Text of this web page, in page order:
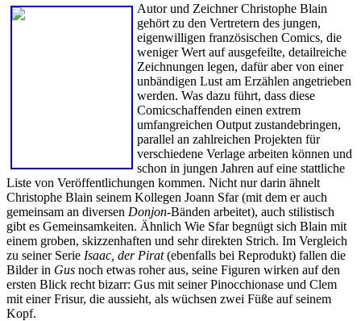
Autor und Zeichner Christophe Blain
gehört zu den Vertretern des jungen,
eigenwilligen französischen Comics, die
weniger Wert auf ausgefeilte, detailreiche
Zeichnungen legen, dafür aber von einer
unbändigen Lust am Erzählen angetrieben
werden. Was dazu führt, dass diese
Comicschaffenden einen extrem
umfangreichen Output zustandebringen,
parallel an zahlreichen Projekten für
verschiedene Verlage arbeiten können und
schon in jungen Jahren auf eine stattliche
Liste von Veröffentlichungen kommen. Nicht nur darin ähnelt
Christophe Blain seinem Kollegen Joann Sfar (mit dem er auch
gemeinsam an diversen Donjon-Bänden arbeitet), auch stilistisch
gibt es Gemeinsamkeiten. Ähnlich Wie Sfar begnügt sich Blain mit
einem groben, skizzenhaften und sehr direkten Strich. Im Vergleich
zu seiner Serie Isaac, der Pirat(ebenfalls bei Reprodukt) fallen die
Bilder in Gus noch etwas roher aus, seine Figuren wirken auf den
ersten Blick recht bizarr: Gus mit seiner Pinocchionase und Clem
mit einer Frisur, die aussieht, als wüchsen zwei Füße auf seinem
Kopf.